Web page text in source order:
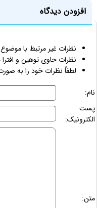
افزودن دیدگاه
نظرات غیر مرتبط با
نظرات حاوی توهین و
لطفاً نظرات خود را به
نام:
پست
الکترونیک:
متن: